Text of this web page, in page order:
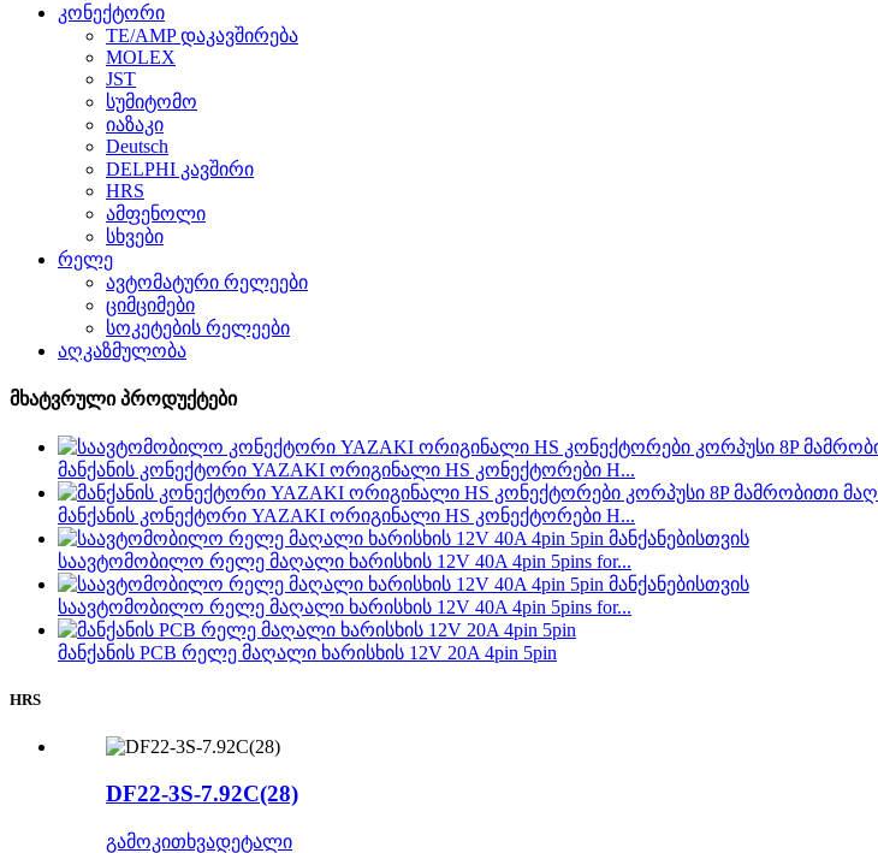
კონექტორი
TE/AMP დაკავშირება
MOLEX
JST
სუმიტომო
იაზაკი
Deutsch
DELPHI კავშირი
HRS
ამფენოლი
სხვები
რელე
ავტომატური რელეები
ციმციმები
სოკეტების რელეები
აღკაზმულობა
მხატვრული პროდუქტები
მანქანის კონექტორი YAZAKI ორიგინალი HS კონექტორები H...
მანქანის კონექტორი YAZAKI ორიგინალი HS კონექტორები H...
საავტომობილო რელე მაღალი ხარისხის 12V 40A 4pin 5pins for...
საავტომობილო რელე მაღალი ხარისხის 12V 40A 4pin 5pins for...
მანქანის PCB რელე მაღალი ხარისხის 12V 20A 4pin 5pin
HRS
DF22-3S-7.92C(28)
გამოკითხვადეტალი